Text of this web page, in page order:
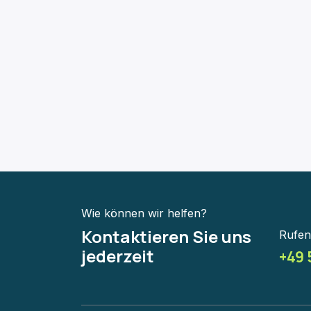
Wie können wir helfen?
Kontaktieren Sie uns
jederzeit
+49